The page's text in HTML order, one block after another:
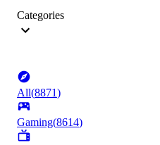
Categories
All(8871)
Gaming(8614)